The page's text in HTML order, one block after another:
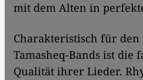
mit dem Alten in
Charakteristisch für den
Tamasheq-Bands ist die
Qualität ihrer Lieder.